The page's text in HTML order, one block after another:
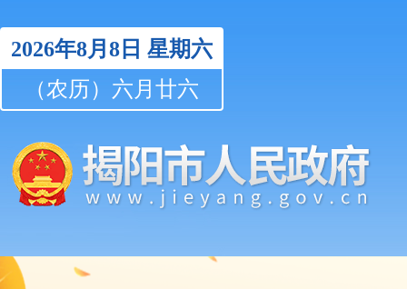
2026年8月8日 星期六
（农历）六月廿六